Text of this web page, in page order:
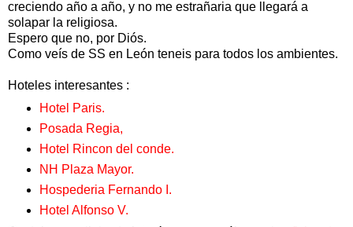
creciendo año a año, y no me estrañaria que llegará a
solapar la religiosa.
Espero que no, por Diós.
Como veís de SS en León teneis para todos los ambientes.
Hoteles interesantes :
Hotel Paris.
Posada Regia,
Hotel Rincon del conde.
NH Plaza Mayor.
Hospederia Fernando I.
Hotel Alfonso V.